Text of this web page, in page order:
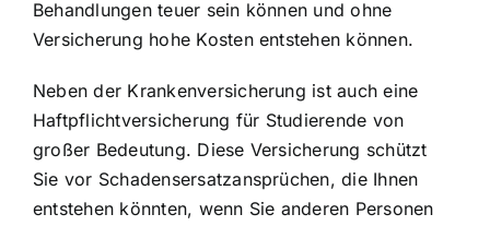
Behandlungen teuer sein können und ohne
Versicherung hohe Kosten entstehen können.
Neben der Krankenversicherung ist auch eine
Haftpflichtversicherung für Studierende von
großer Bedeutung. Diese Versicherung schützt
Sie vor Schadensersatzansprüchen, die Ihnen
entstehen könnten, wenn Sie anderen Personen